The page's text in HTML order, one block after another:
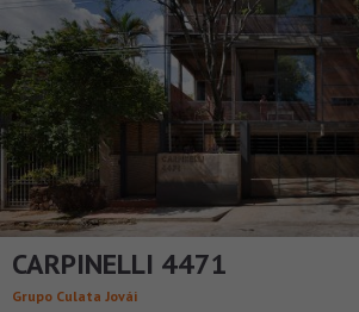
CARPINELLI 4471
Grupo Culata Jovái